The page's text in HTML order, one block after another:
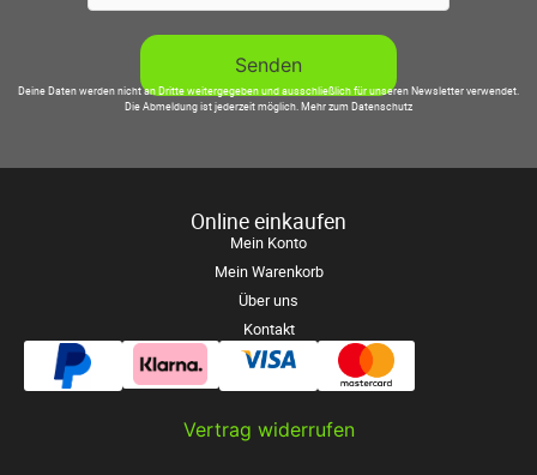
Deine Daten werden nicht an Dritte weitergegeben und ausschließlich für unseren Newsletter verwendet.
Die Abmeldung ist jederzeit möglich.Mehr zum Datenschutz
Online einkaufen
Mein Konto
Mein Warenkorb
Über uns
Kontakt
Vertrag widerrufen